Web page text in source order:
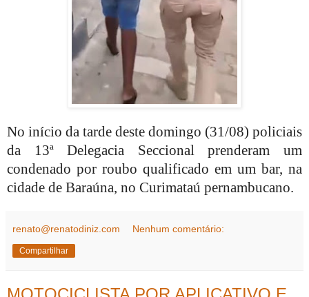
No início da tarde deste domingo (31/08) policiais
da 13ª Delegacia Seccional prenderam um
condenado por roubo qualificado em um bar, na
cidade de Baraúna, no Curimataú pernambucano.
renato@renatodiniz.com Nenhum comentário:
Compartilhar